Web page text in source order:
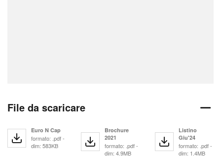
File da scaricare
Euro N Cap
formato: .pdf -
dim: 583KB
Brochure
2021
formato: .pdf -
dim: 4.9MB
Listino
Giu'24
formato: .pdf -
dim: 1.4MB